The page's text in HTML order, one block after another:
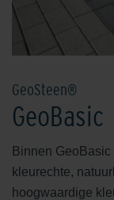
GeoSteen®
GeoBasic
Binnen
kleurechte,
hoogwaardige